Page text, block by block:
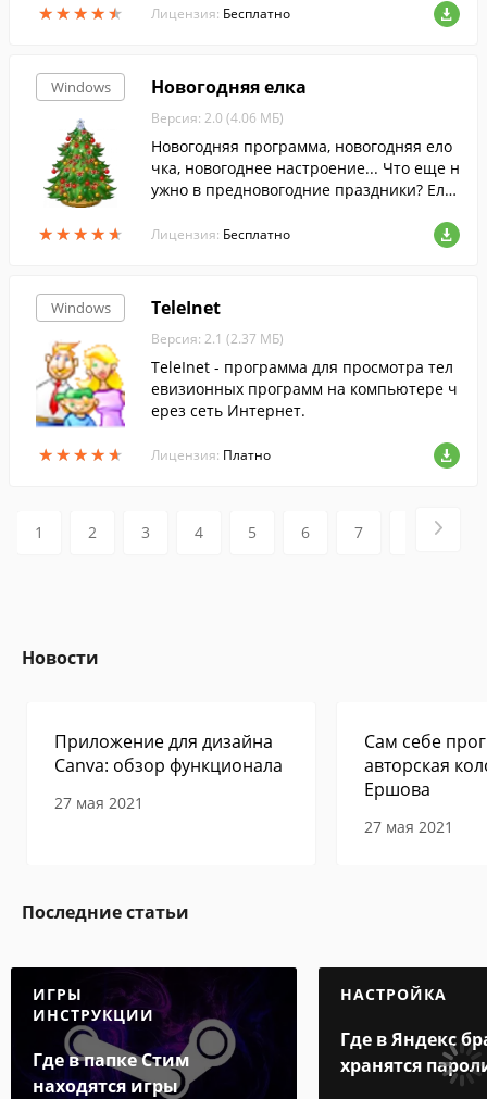
★★★★★
★★★★★ Лицензия: Бесплатно
Windows
★★★★★
★★★★★
Новогодняя елка
Версия: 2.0 (4.06 МБ)
Новогодняя программа, новогодняя ело
чка, новогоднее настроение... Что еще н
ужно в предновогодние праздники? Ело
же, компьютеры...
Лицензия: Бесплатно
Windows
★★★★★
★★★★★
TeleInet
Версия: 2.1 (2.37 МБ)
TeleInet - программа для просмотра тел
евизионных программ на компьютере ч
ерез сеть Интернет.
Лицензия: Платно
1 2 3 4 5 6 7
Новости
Приложение для дизайна
Canva: обзор функционала
27 мая 2021
Сам себе
авторская
Ершова
27 мая 2021
Последние статьи
ИГРЫ
ИНСТРУКЦИИ
Где в папке Стим
находятся игры
НАСТРОЙКА
Где в Яндекс
хранятся